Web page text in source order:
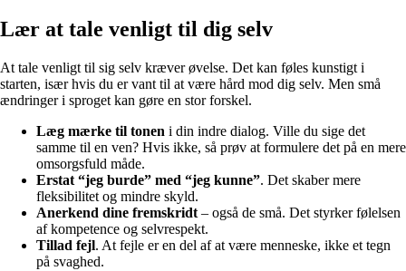
Lær at tale venligt til dig selv
At tale venligt til sig selv kræver øvelse. Det kan føles kunstigt i
starten, især hvis du er vant til at være hård mod dig selv. Men små
ændringer i sproget kan gøre en stor forskel.
Læg mærke til tonen i din indre dialog. Ville du sige det
samme til en ven? Hvis ikke, så prøv at formulere det på en mere
omsorgsfuld måde.
Erstat “jeg burde” med “jeg kunne”. Det skaber mere
fleksibilitet og mindre skyld.
Anerkend dine fremskridt – også de små. Det styrker følelsen
af kompetence og selvrespekt.
Tillad fejl. At fejle er en del af at være menneske, ikke et tegn
på svaghed.